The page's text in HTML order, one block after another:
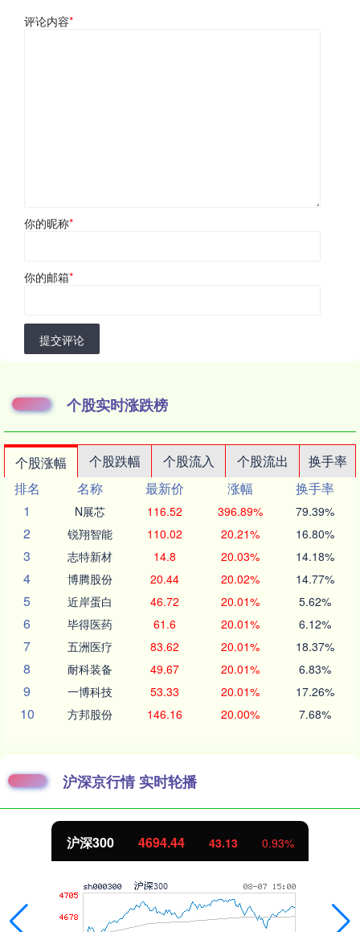
评论内容*
你的昵称*
你的邮箱*
提交评论
个股实时涨跌榜
个股涨幅 个股跌幅 个股流入 个股流出
换手率
排名
名称 最新价 涨幅
换手率
1
N展芯 116.52 396.89% 79.39%
2 锐翔智能 110.02 20.21% 16.80%
3 志特新材 14.8 20.03% 14.18%
4 博腾股份 20.44 20.02% 14.77%
5 近岸蛋白 46.72 20.01% 5.62%
6 毕得医药 61.6 20.01% 6.12%
7 五洲医疗 83.62 20.01% 18.37%
8 耐科装备 49.67 20.01% 6.83%
9 一博科技 53.33 20.01% 17.26%
10 方邦股份 146.16 20.00% 7.68%
沪深京行情 实时轮播
沪深300 4694.44 43.13 0.93%